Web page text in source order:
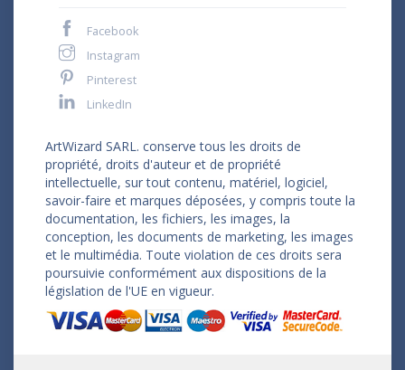
Facebook
Instagram
Pinterest
LinkedIn
ArtWizard SARL. conserve tous les droits de
propriété, droits d'auteur et de propriété
intellectuelle, sur tout contenu, matériel, logiciel,
savoir-faire et marques déposées, y compris toute la
documentation, les fichiers, les images, la
conception, les documents de marketing, les images
et le multimédia. Toute violation de ces droits sera
poursuivie conformément aux dispositions de la
législation de l'UE en vigueur.